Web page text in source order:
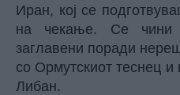
Иран, кој се
на чекање. Се чини
заглавени поради
со Ормутскиот теснец и
Либан.